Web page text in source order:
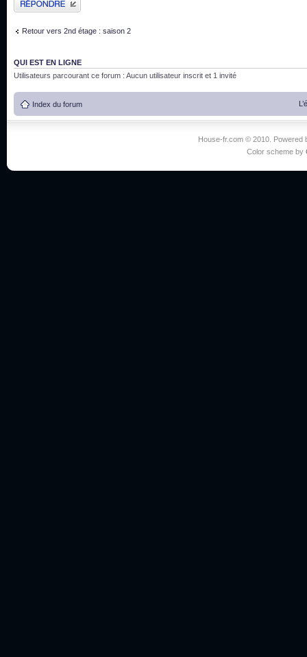
Retour vers 2nd étage : saison 2
QUI EST EN LIGNE
Utilisateurs parcourant ce forum : Aucun utilisateur inscrit et 1 invité
Index du forum
House-fr.com © 2010. Powered
Color scheme by